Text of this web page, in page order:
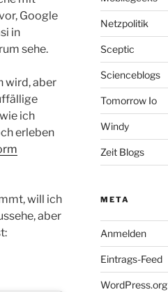
Google
in
sehe.
wird, aber
ich
erleben
will ich
aber
Netzpolitik
Sceptic
Scienceblogs
Tomorrow Io
Windy
Zeit Blogs
META
Anmelden
Eintrags-Feed
WordPress.org